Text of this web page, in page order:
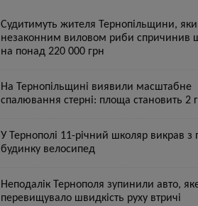
Судитимуть жителя Тернопільщини,
незаконним виловом риби спричинив
на понад 220 000 грн
На Тернопільщині виявили масштабне
спалювання стерні: площа становить 2
У Тернополі 11-річний школяр викрав з
будинку велосипед
Неподалік Тернополя зупинили авто,
перевищувало швидкість руху втричі